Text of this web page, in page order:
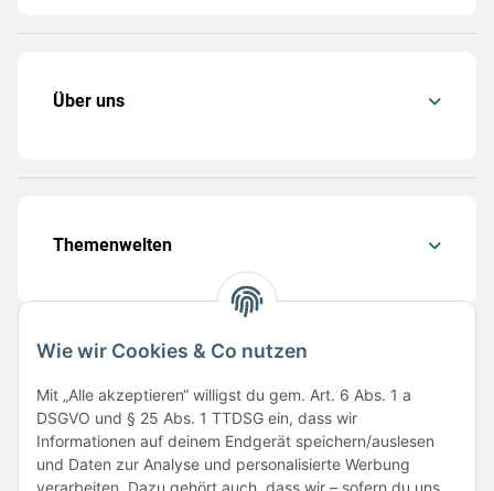
Wie wir Cookies & Co nutzen
Mit „Alle akzeptieren“ willigst du gem. Art. 6 Abs. 1 a
DSGVO und § 25 Abs. 1 TTDSG ein, dass wir
Informationen auf deinem Endgerät speichern/auslesen
und Daten zur Analyse und personalisierte Werbung
Über uns
Themenwelten
Folge uns